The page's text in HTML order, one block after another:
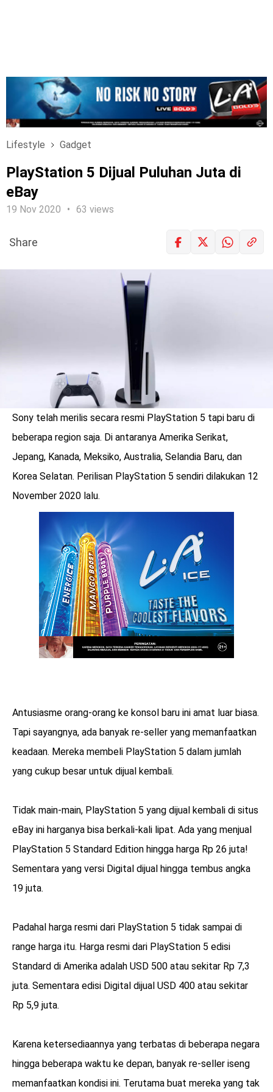
Lifestyle Gadget
PlayStation 5 Dijual Puluhan Juta di
eBay
19 Nov 2020 63 views
LOGIN
Share
Sony telah merilis secara resmi PlayStation 5 tapi baru di
beberapa region saja. Di antaranya Amerika Serikat,
Jepang, Kanada, Meksiko, Australia, Selandia Baru, dan
Korea Selatan. Perilisan PlayStation 5 sendiri dilakukan 12
November 2020 lalu.
Antusiasme orang-orang ke konsol baru ini amat luar biasa.
Tapi sayangnya, ada banyak re-seller yang memanfaatkan
keadaan. Mereka membeli PlayStation 5 dalam jumlah
yang cukup besar untuk dijual kembali.
Tidak main-main, PlayStation 5 yang dijual kembali di situs
eBay ini harganya bisa berkali-kali lipat. Ada yang menjual
PlayStation 5 Standard Edition hingga harga Rp 26 juta!
Sementara yang versi Digital dijual hingga tembus angka
19 juta.
Padahal harga resmi dari PlayStation 5 tidak sampai di
range harga itu. Harga resmi dari PlayStation 5 edisi
Standard di Amerika adalah USD 500 atau sekitar Rp 7,3
juta. Sementara edisi Digital dijual USD 400 atau sekitar
Rp 5,9 juta.
Karena ketersediaannya yang terbatas di beberapa negara
hingga beberapa waktu ke depan, banyak re-seller iseng
memanfaatkan kondisi ini. Terutama buat mereka yang tak